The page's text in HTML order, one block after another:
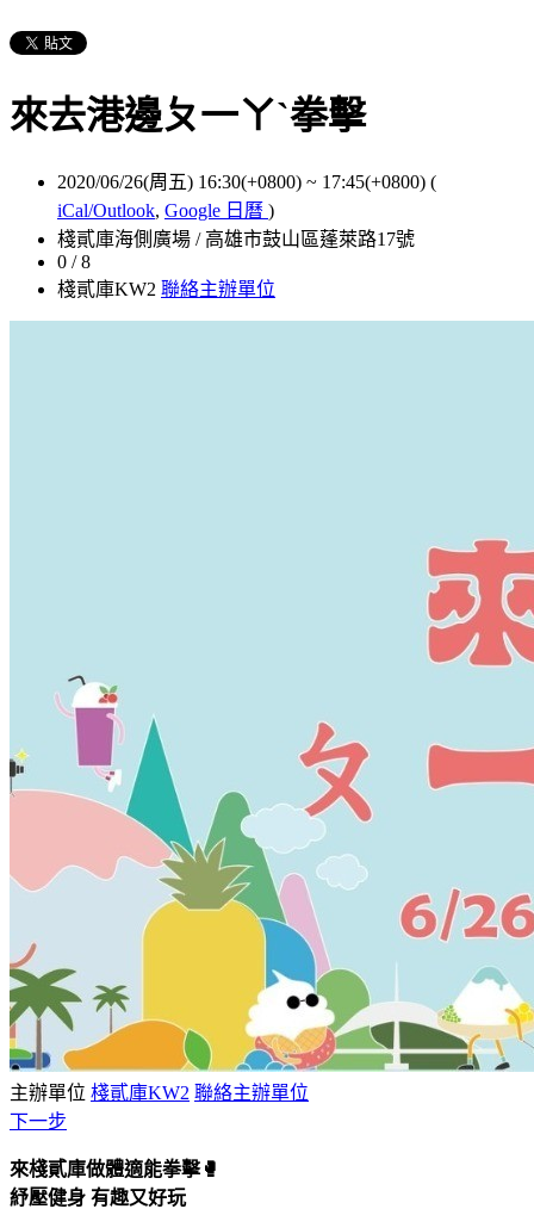
來去港邊ㄆ一ㄚˋ拳擊
2020/06/26(周五) 16:30(+0800) ~ 17:45(+0800) (
iCal/Outlook, Google 日曆 )
棧貳庫海側廣場 / 高雄市鼓山區蓬萊路17號
0 / 8
棧貳庫KW2 聯絡主辦單位
主辦單位 棧貳庫KW2 聯絡主辦單位
下一步
來棧貳庫做體適能拳擊🥊
紓壓健身 有趣又好玩